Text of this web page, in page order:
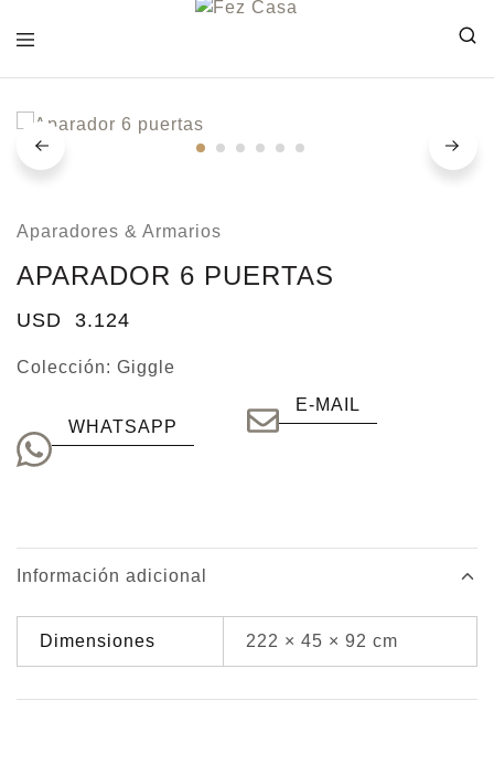
Aparadores & Armarios
APARADOR 6 PUERTAS
USD 3.124
Colección: Giggle
WHATSAPP
E-MAIL
Información adicional
Dimensiones 222 × 45 × 92 cm